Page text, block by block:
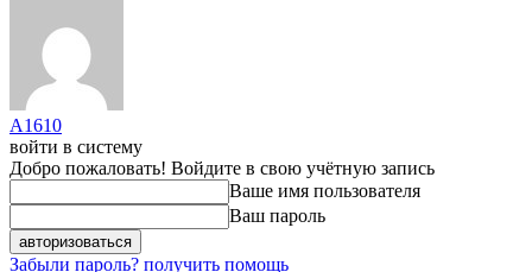
A1610
войти в систему
Добро пожаловать! Войдите в свою учётную запись
Ваше имя пользователя
Ваш пароль
Забыли пароль? получить помощь